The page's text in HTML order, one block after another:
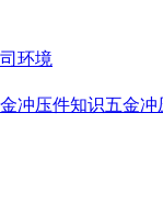
环境
冲压件知识五金冲